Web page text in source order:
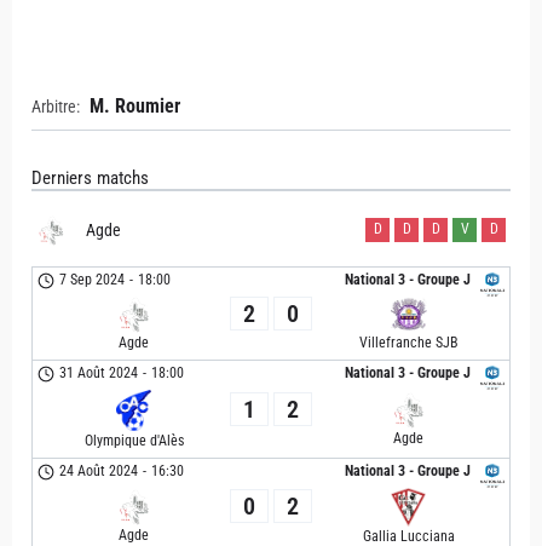
Arbitre: M. Roumier
Derniers matchs
Agde D D D V D
National 3 - Groupe J
7 Sep 2024 - 18:00
Agde
2 0
Villefranche SJB
National 3 - Groupe J
31 Août 2024 - 18:00
Olympique d'Alès
1 2
Agde
National 3 - Groupe J
24 Août 2024 - 16:30
Agde
0 2
Gallia Lucciana